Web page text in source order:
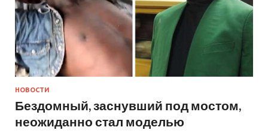
НОВОСТИ
Бездомный, заснувший под мостом,
неожиданно стал моделью